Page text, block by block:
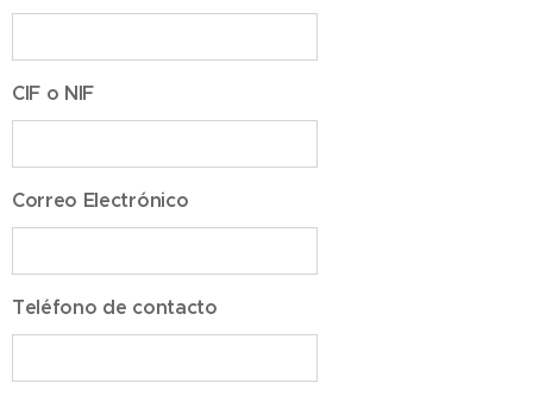
CIF o NIF
Correo Electrónico
Teléfono de contacto